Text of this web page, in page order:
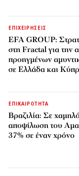
ΕΠΙΧΕΙΡΗΣΕΙΣ
EFA GROUP:
στη Fractal για την
προηγμένων
σε Ελλάδα και
ΕΠΙΚΑΙΡΟΤΗΤΑ
Βραζιλία: Σε
αποψίλωση του
37% σε έναν χρόνο